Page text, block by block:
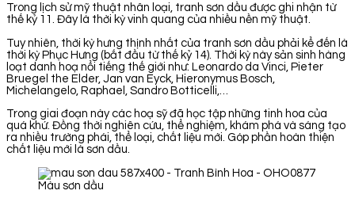
Trong lịch sử mỹ thuật nhân loại, tranh sơn dầu được ghi nhận từ
thế kỷ 11. Đây là thời kỳ vinh quang của nhiều nền mỹ thuật.
Tuy nhiên, thời kỳ hưng thịnh nhất của tranh sơn dầu phải kể đến là
thời kỳ Phục Hưng (bắt đầu từ thế kỷ 14). Thời kỳ này sản sinh hàng
loạt danh hoạ nổi tiếng thế giới như: Leonardo da Vinci, Pieter
Bruegel the Elder, Jan van Eyck, Hieronymus Bosch,
Michelangelo, Raphael, Sandro Botticelli,…
Trong giai đoạn này các hoạ sỹ đã học tập những tinh hoa của
quá khứ. Đồng thời nghiên cứu, thể nghiệm, khám phá và sáng tạo
ra nhiều trường phái, thể loại, chất liệu mới. Góp phần hoàn thiện
chất liệu mới là sơn dầu.
Màu sơn dầu